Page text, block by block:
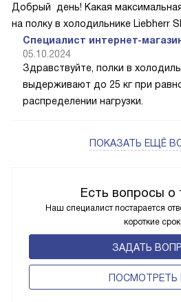
Есть вопросы о
Наш специалист постарается
короткие
ЗАДАТЬ
ПОCМОТРЕТЬ
Добрый день! Какая максимальная
на полку в холодильнике Liebherr
Специалист интернет-
05.10.2024
Здравствуйте, полки в
выдерживают до 25 кг при
распределении нагрузки.
ПОКАЗАТЬ ЕЩЁ